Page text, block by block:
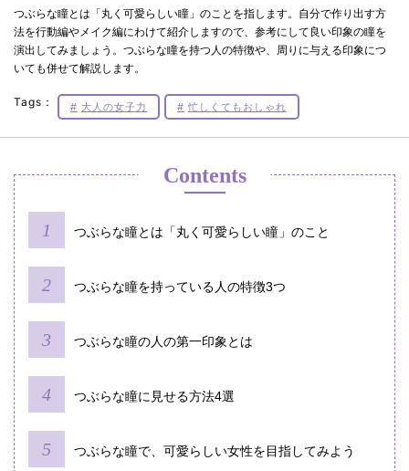
つぶらな瞳とは「丸く可愛らしい瞳」のことを指します。自分で作り出す方
法を行動編やメイク編にわけて紹介しますので、参考にして良い印象の瞳を
演出してみましょう。つぶらな瞳を持つ人の特徴や、周りに与える印象につ
いても併せて解説します。
Tags： 大人の女子力 忙しくてもおしゃれ
Contents
つぶらな瞳とは「丸く可愛らしい瞳」のこと
つぶらな瞳を持っている人の特徴3つ
つぶらな瞳の人の第一印象とは
つぶらな瞳に見せる方法4選
つぶらな瞳で、可愛らしい女性を目指してみよう